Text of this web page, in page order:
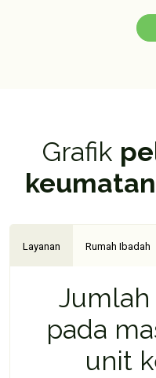
Grafik
keumatan
Layanan Rumah Ibadah
Jumlah
pada
unit